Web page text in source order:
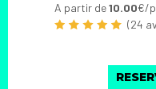
A partir de10.00€/
(24